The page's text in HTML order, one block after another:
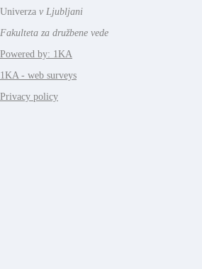
Univerza v Ljubljani
Fakulteta za družbene vede
Powered by: 1KA
1KA - web surveys
Privacy policy